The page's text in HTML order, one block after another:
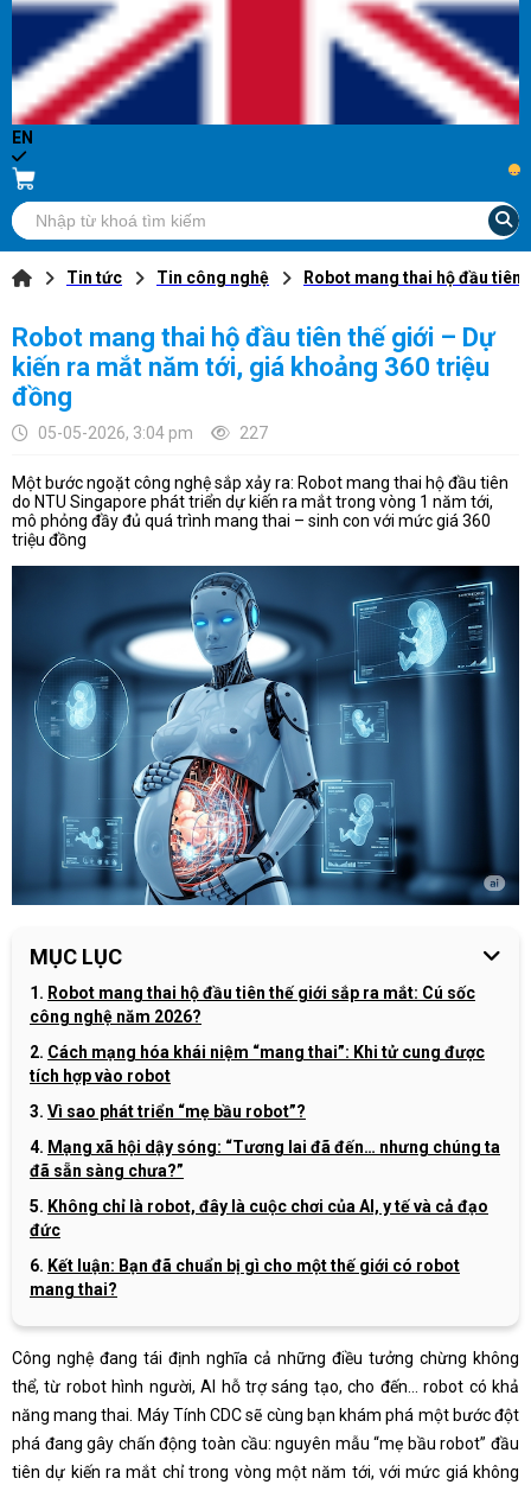
EN
...
Tin tức Tin công nghệ Robot mang thai hộ đầu
Robot mang thai hộ đầu tiên thế giới – Dự
kiến ra mắt năm tới, giá khoảng 360 triệu
đồng
05-05-2026, 3:04 pm 227
Một bước ngoặt công nghệ sắp xảy ra: Robot mang thai hộ đầu tiên
do NTU Singapore phát triển dự kiến ra mắt trong vòng 1 năm tới,
mô phỏng đầy đủ quá trình mang thai – sinh con với mức giá 360
triệu đồng
MỤC LỤC
Robot mang thai hộ đầu tiên thế giới sắp ra mắt: Cú sốc
công nghệ năm 2026?
Cách mạng hóa khái niệm “mang thai”: Khi tử cung được
tích hợp vào robot
Vì sao phát triển “mẹ bầu robot”?
Mạng xã hội dậy sóng: “Tương lai đã đến… nhưng chúng ta
đã sẵn sàng chưa?”
Không chỉ là robot, đây là cuộc chơi của AI, y tế và cả đạo
đức
Kết luận: Bạn đã chuẩn bị gì cho một thế giới có robot
mang thai?
Công nghệ đang tái định nghĩa cả những điều tưởng chừng không
thể, từ robot hình người, AI hỗ trợ sáng tạo, cho đến… robot có khả
năng mang thai. Máy Tính CDC sẽ cùng bạn khám phá một bước đột
phá đang gây chấn động toàn cầu: nguyên mẫu “mẹ bầu robot” đầu
tiên dự kiến ra mắt chỉ trong vòng một năm tới, với mức giá không